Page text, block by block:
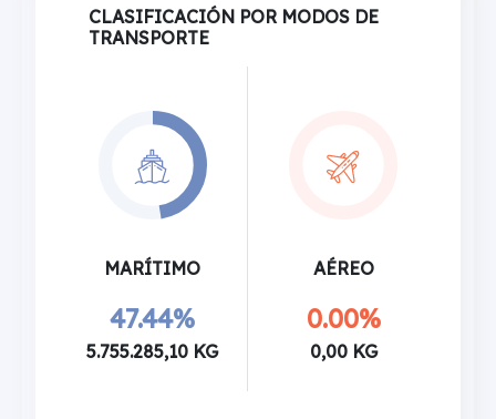
CLASIFICACIÓN POR MODOS DE
TRANSPORTE
MARÍTIMO
47.44%
5.755.285,10 KG
AÉREO
0.00%
0,00 KG